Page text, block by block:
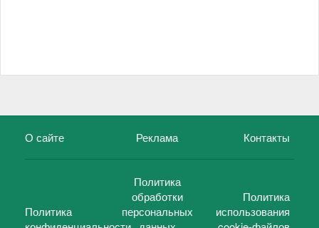
О сайте Реклама Контакты
Политика
Политика
обработки
персональных
Политика
использования